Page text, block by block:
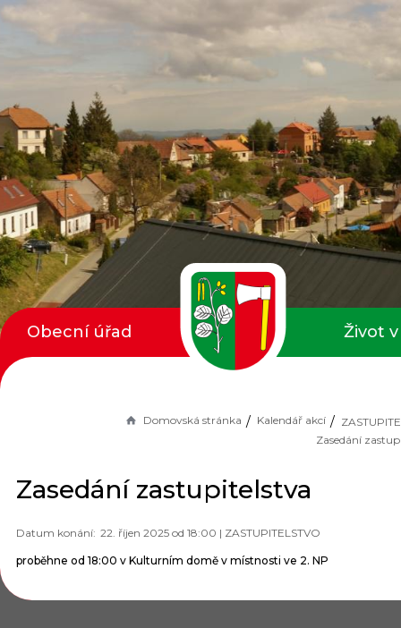
Domovská stránka Kalendář akcí
Zasedání
Zasedání zastupitelstva
22. říjen 2025 od 18:00 | ZASTUPITELSTVO
proběhne od 18:00 v Kulturním domě v místnosti ve 2. NP
Obecní úřad Život